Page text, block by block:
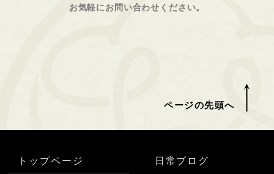
お気軽にお問い合わせください。
ページの先頭へ
トップページ 日常ブログ